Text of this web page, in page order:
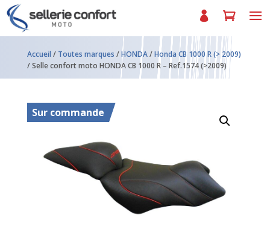
Accueil / Toutes marques /HONDA/Honda CB 1000 R (> 2009)
/ Selle confort moto HONDA CB 1000 R – Ref.1574 (>2009)
Sur commande